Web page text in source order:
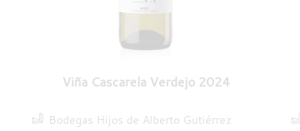
Viña Cascarela Verdejo 2024
Bodegas Hijos de Alberto Gutiérrez